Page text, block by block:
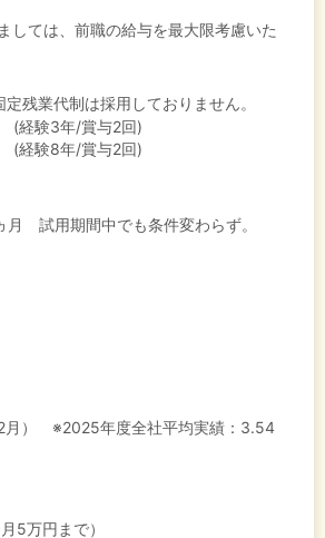
しては、前職の給与を最大限考慮いた
定残業代制は採用しておりません。
経験3年/賞与2回)
(経験8年/賞与2回)
試用期間中でも条件変わらず。
月） ※2025年度全社平均実績：3.54
5万円まで）